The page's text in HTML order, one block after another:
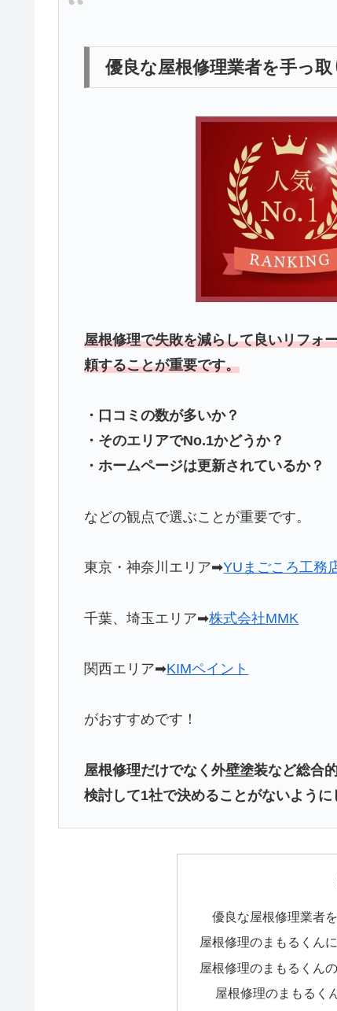
優良な屋根修理業者を手っ
屋根修理で失敗を減らして良いリフォ
頼することが重要です。
・口コミの数が多いか？
・そのエリアでNo.1かどうか？
・ホームページは更新されているか？
などの観点で選ぶことが重要です。
東京・神奈川エリア➡YUまごころ工務
千葉、埼玉エリア➡株式会社MMK
関西エリア➡KIMペイント
がおすすめです！
屋根修理だけでなく外壁塗装など総合
検討して1社で決めることがないように
優良な屋根修理業者
屋根修理のまもるくん
屋根修理のまもるくん
屋根修理のまもるく